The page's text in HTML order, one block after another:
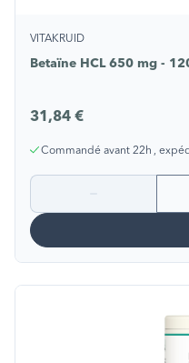
VITAKRUID
Betaïne HCL 650 mg -
31,84 €
Commandé avant 22h ,